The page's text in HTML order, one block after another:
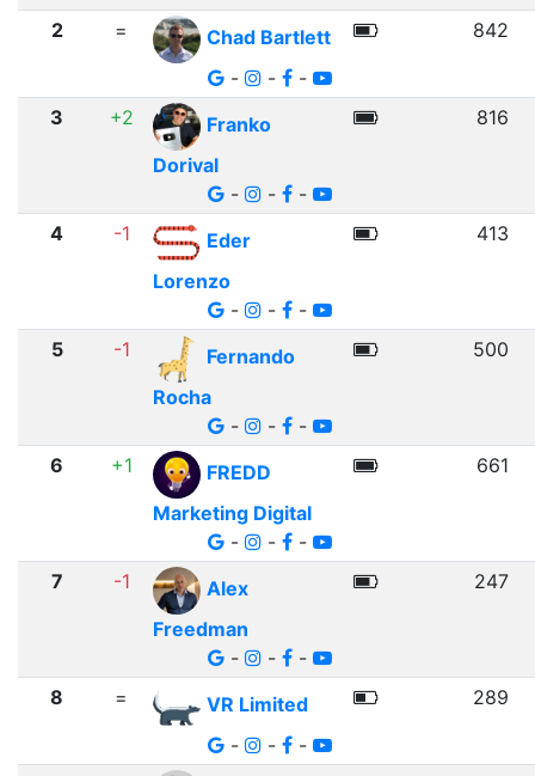
2 =
Chad Bartlett
-
- -
842
3 +2
Franko
Dorival
-
- -
816
4 -1
Eder
Lorenzo
-
- -
413
5 -1
Fernando
Rocha
-
- -
500
6 +1
FREDD
Marketing Digital
-
- -
661
7 -1
Alex
Freedman
-
- -
247
8 =
VR Limited
-
- -
289